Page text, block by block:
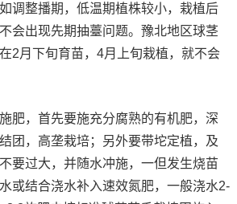
调整播期，低温期植株较小，栽植后
会出现先期抽薹问题。豫北地区球茎
2月下旬育苗，4月上旬栽植，就不会
肥，首先要施充分腐熟的有机肥，深
团，高垄栽培；另外要带坨定植，及
要过大，并随水冲施，一但发生烧苗
或结合浇水补入速效氮肥，一般浇水2-